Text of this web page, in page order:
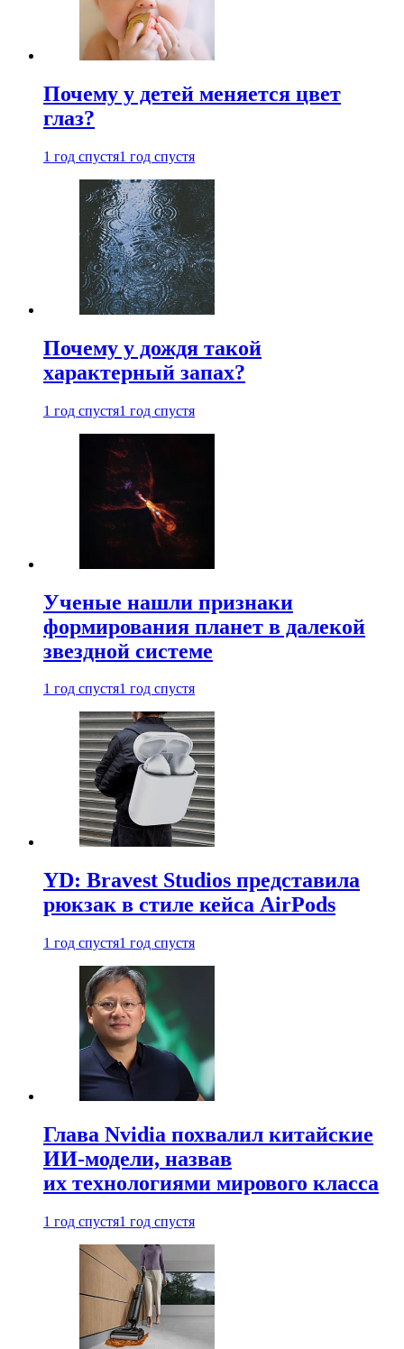
Почему у детей меняется цвет
глаз?
1 год спустя1 год спустя
Почему у дождя такой
характерный запах?
1 год спустя1 год спустя
Ученые нашли признаки
формирования планет в далекой
звездной системе
1 год спустя1 год спустя
YD: Bravest Studios представила
рюкзак в стиле кейса AirPods
1 год спустя1 год спустя
Глава Nvidia похвалил китайские
ИИ-модели, назвав
их технологиями мирового класса
1 год спустя1 год спустя